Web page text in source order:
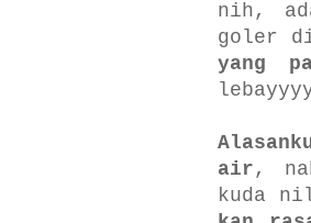
nih,
goler
yang
air ,
kuda